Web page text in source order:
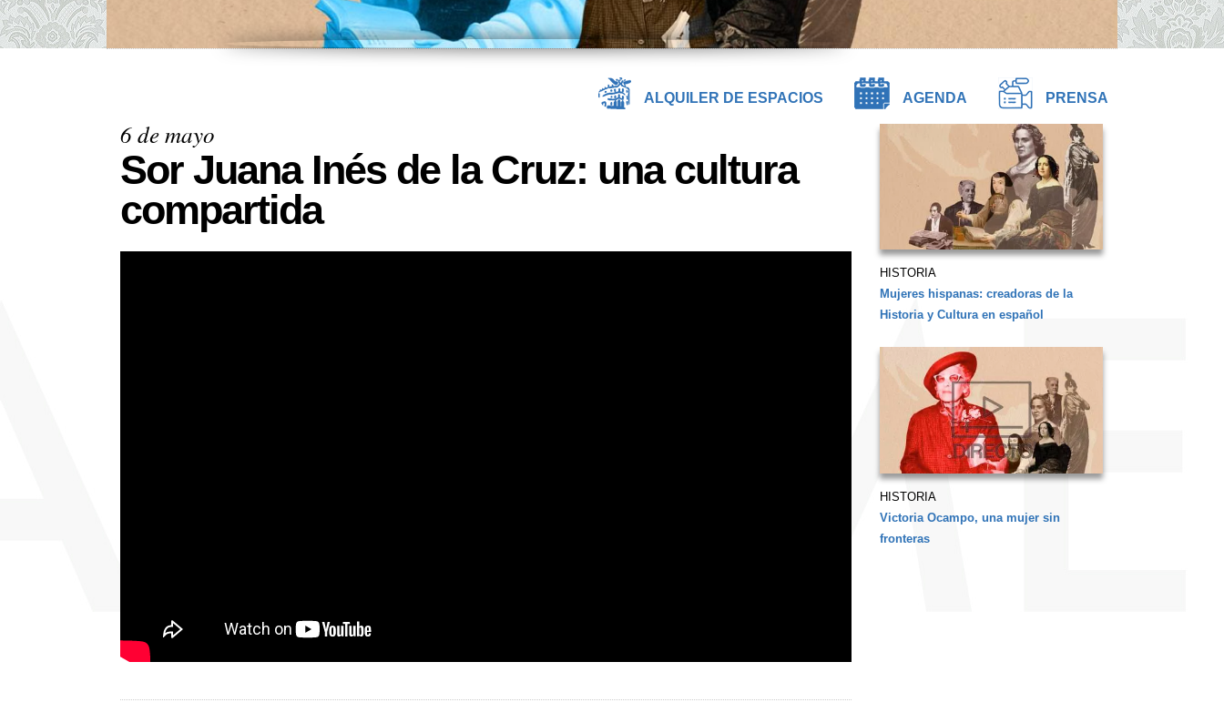
ALQUILER DE ESPACIOS AGENDA PRENSA
6 de mayo
Sor Juana Inés de la Cruz: una cultura
compartida
HISTORIA
Mujeres hispanas: creadoras de la
Historia y Cultura en español
HISTORIA
Victoria Ocampo, una mujer sin
fronteras